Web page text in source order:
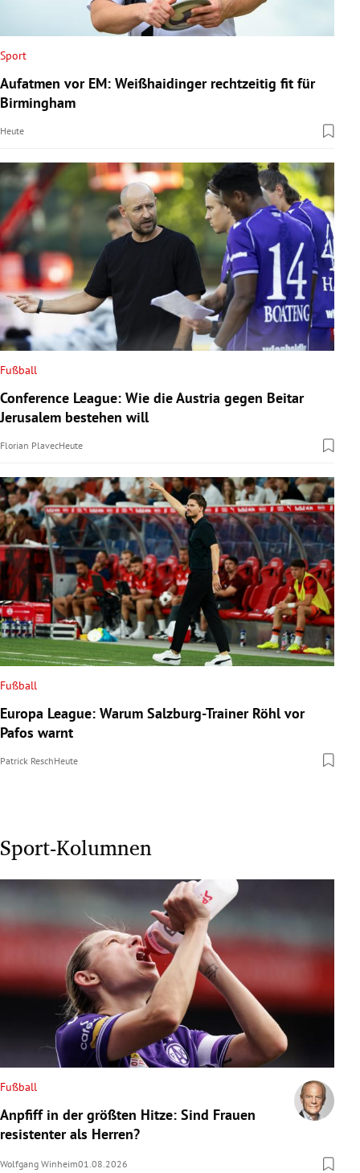
Sport
Aufatmen vor EM: Weißhaidinger rechtzeitig fit für
Birmingham
Heute
Fußball
Conference League: Wie die Austria gegen Beitar
Jerusalem bestehen will
Florian PlavecHeute
Fußball
Europa League: Warum Salzburg-Trainer Röhl vor
Pafos warnt
Patrick ReschHeute
Sport-Kolumnen
Fußball
Anpfiff in der größten Hitze: Sind Frauen
resistenter als Herren?
Wolfgang Winheim01.08.2026